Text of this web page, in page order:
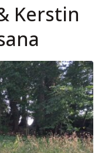
Kerstin